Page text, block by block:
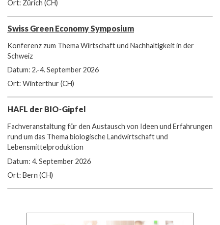
Ort: Zürich (CH)
Swiss Green Economy Symposium
Konferenz zum Thema Wirtschaft und Nachhaltigkeit in der
Schweiz
Datum: 2.-4. September 2026
Ort: Winterthur (CH)
HAFL der BIO-Gipfel
Fachveranstaltung für den Austausch von Ideen und Erfahrungen
rund um das Thema biologische Landwirtschaft und
Lebensmittelproduktion
Datum: 4. September 2026
Ort: Bern (CH)